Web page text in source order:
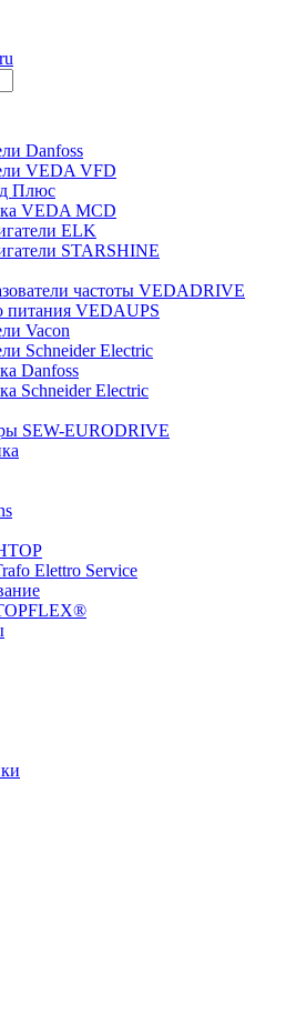
Danfoss
VEDA VFD
Плюс
VEDA MCD
ELK
STARSHINE
частоты VEDADRIVE
питания VEDAUPS
Vacon
Schneider Electric
Danfoss
Schneider Electric
SEW-EURODRIVE
Elettro Service